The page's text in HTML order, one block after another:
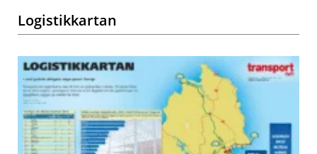
Logistikkartan